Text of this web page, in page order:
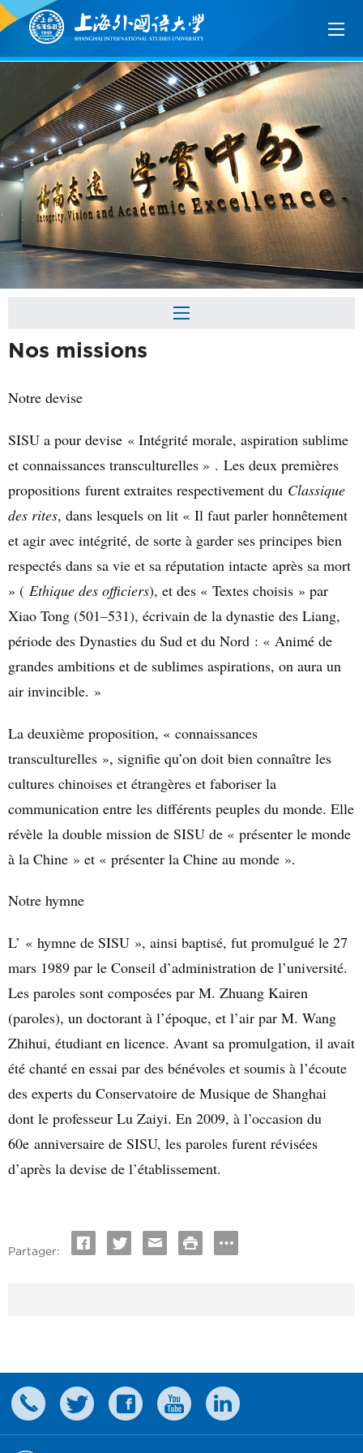
Nos missions
Notre devise
SISU a pour devise « Intégrité morale, aspiration sublime
et connaissances transculturelles » . Les deux premières
propositions furent extraites respectivement du Classique
des rites, dans lesquels on lit « Il faut parler honnêtement
et agir avec intégrité, de sorte à garder ses principes bien
respectés dans sa vie et sa réputation intacte après sa mort
» ( Ethique des officiers), et des « Textes choisis » par
Xiao Tong (501–531), écrivain de la dynastie des Liang,
période des Dynasties du Sud et du Nord : « Animé de
grandes ambitions et de sublimes aspirations, on aura un
air invincible. »
La deuxième proposition, « connaissances
transculturelles », signifie qu’on doit bien connaître les
cultures chinoises et étrangères et faboriser la
communication entre les différents peuples du monde. Elle
révèle la double mission de SISU de « présenter le monde
à la Chine » et « présenter la Chine au monde ».
Notre hymne
L’ « hymne de SISU », ainsi baptisé, fut promulgué le 27
mars 1989 par le Conseil d’administration de l’université.
Les paroles sont composées par M. Zhuang Kairen
(paroles), un doctorant à l’époque, et l’air par M. Wang
Zhihui, étudiant en licence. Avant sa promulgation, il avait
été chanté en essai par des bénévoles et soumis à l’écoute
des experts du Conservatoire de Musique de Shanghai
dont le professeur Lu Zaiyi. En 2009, à l’occasion du
60e anniversaire de SISU, les paroles furent révisées
d’après la devise de l’établissement.
Partager: